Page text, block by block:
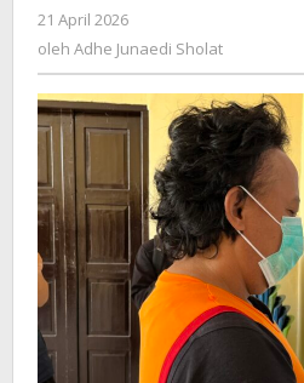
Sakit
21 April 2026
Adhe
oleh Adhe Junaedi Sholat